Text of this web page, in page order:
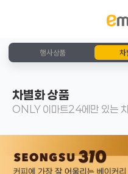
행사상품 차
차별화 상품
ONLY 이마트24에만 있는